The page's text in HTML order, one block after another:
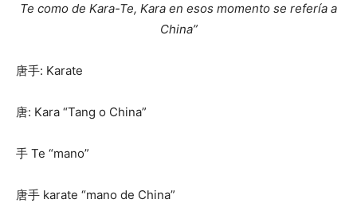
Te como de Kara-Te, Kara en esos momento se refería a
China”
唐手: Karate
唐: Kara “Tang o China”
手 Te “mano”
唐手 karate “mano de China”